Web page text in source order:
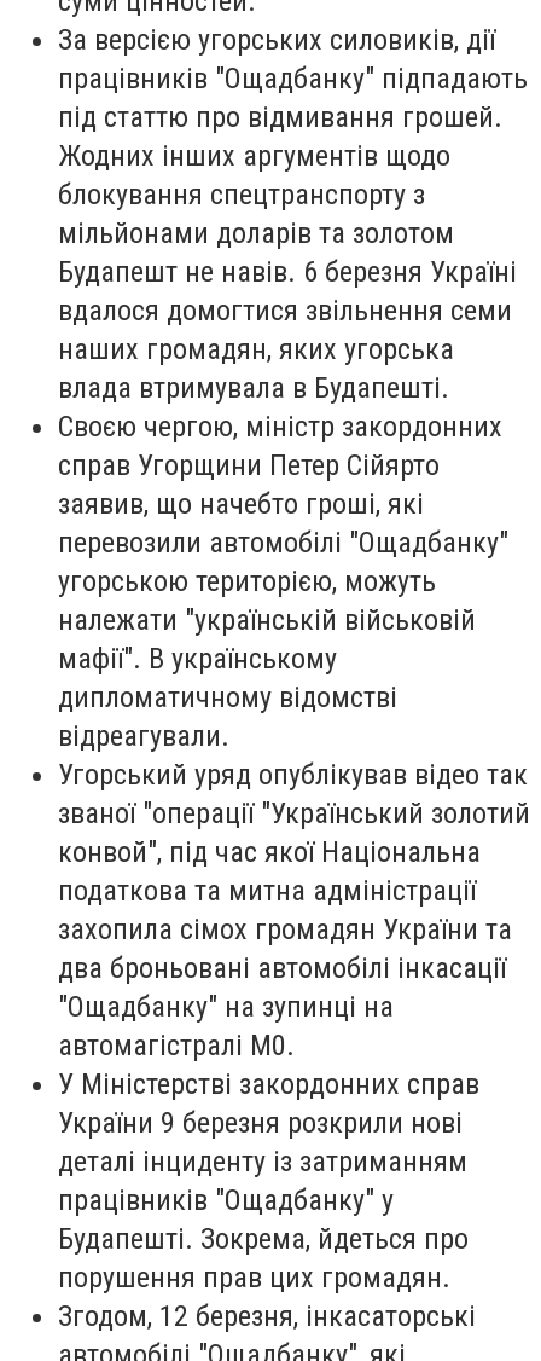
За версією угорських силовиків, дії
працівників "Ощадбанку" підпадають
під статтю про відмивання грошей.
Жодних інших аргументів щодо
блокування спецтранспорту з
мільйонами доларів та золотом
Будапешт не навів. 6 березня Україні
вдалося домогтися звільнення семи
наших громадян, яких угорська
влада втримувала в Будапешті.
Своєю чергою, міністр закордонних
справ Угорщини Петер Сійярто
заявив, що начебто гроші, які
перевозили автомобілі "Ощадбанку"
угорською територією, можуть
належати "українській військовій
мафії". В українському
дипломатичному відомстві
відреагували.
Угорський уряд опублікував відео так
званої "операції "Український золотий
конвой", під час якої Національна
податкова та митна адміністрації
захопила сімох громадян України та
два броньовані автомобілі інкасації
"Ощадбанку" на зупинці на
автомагістралі М0.
У Міністерстві закордонних справ
України 9 березня розкрили нові
деталі інциденту із затриманням
працівників "Ощадбанку" у
Будапешті. Зокрема, йдеться про
порушення прав цих громадян.
Згодом, 12 березня, інкасаторські